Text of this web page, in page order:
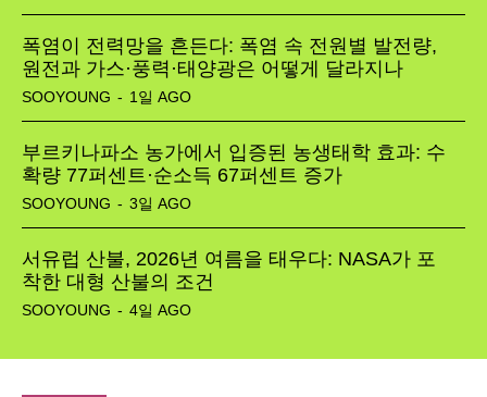
폭염이 전력망을 흔든다: 폭염 속 전원별 발전량,
원전과 가스·풍력·태양광은 어떻게 달라지나
SOOYOUNG - 1일 AGO
부르키나파소 농가에서 입증된 농생태학 효과: 수
확량 77퍼센트·순소득 67퍼센트 증가
SOOYOUNG - 3일 AGO
서유럽 산불, 2026년 여름을 태우다: NASA가 포
착한 대형 산불의 조건
SOOYOUNG - 4일 AGO